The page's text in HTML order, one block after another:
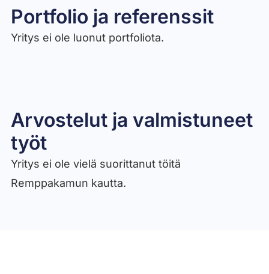
Portfolio ja referenssit
Yritys ei ole luonut portfoliota.
Arvostelut ja valmistuneet
työt​
Yritys ei ole vielä suorittanut töitä
Remppakamun kautta.